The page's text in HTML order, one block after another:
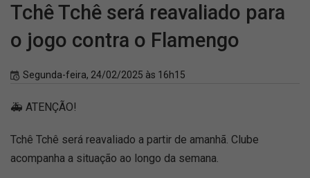
Tchê Tchê será reavaliado para
o jogo contra o Flamengo
Segunda-feira, 24/02/2025 às 16h15
🚑 ATENÇÃO!
Tchê Tchê será reavaliado a partir de amanhã. Clube
acompanha a situação ao longo da semana.